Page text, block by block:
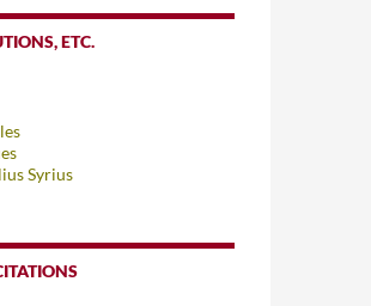
ETC.
Syrius